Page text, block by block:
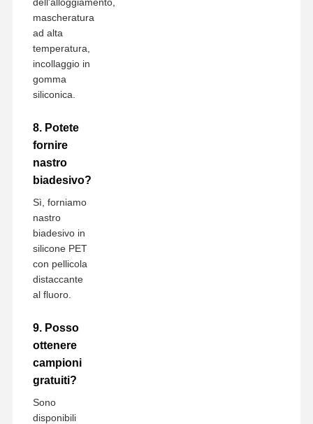
mascheratura
ad alta
temperatura,
incollaggio in
gomma
siliconica.
8. Potete
fornire
nastro
biadesivo?
Sì, forniamo
nastro
biadesivo in
silicone PET
con pellicola
distaccante
al fluoro.
9. Posso
ottenere
campioni
gratuiti?
Sono
disponibili